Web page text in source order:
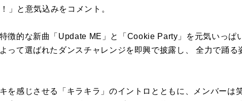
」と意気込みをコメント。
徴的な新曲「Update ME」と「Cookie Party」を元気いっぱ
って選ばれたダンスチャレンジを即興で披露し、 全力で踊る
を感じさせる「キラキラ」のイントロとともに、メンバーは